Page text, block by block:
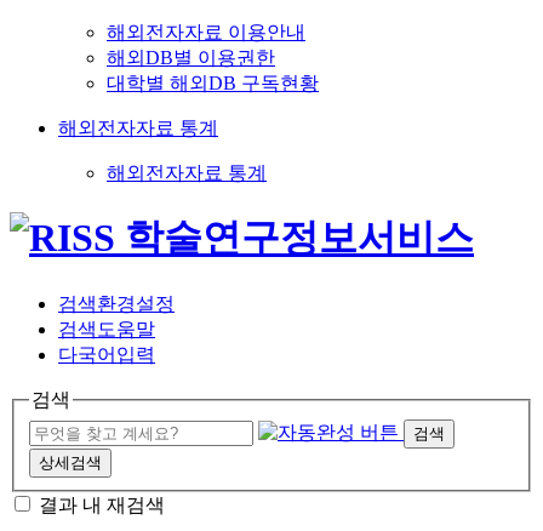
해외전자자료 이용안내
해외DB별 이용권한
대학별 해외DB 구독현황
해외전자자료 통계
해외전자자료 통계
검색환경설정
검색도움말
다국어입력
검색
검색
상세검색
결과 내 재검색